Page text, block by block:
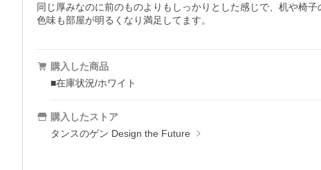
同じ厚みなのに前のものよりもしっかりとした感じで、机や椅子
色味も部屋が明るくなり満足してます。
購入した商品
■在庫状況/ホワイト
購入したストア
タンスのゲン Design the Future